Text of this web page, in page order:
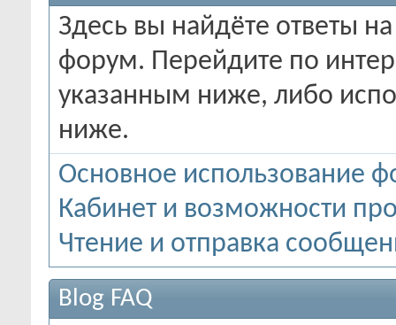
Здесь вы найдёте ответы
форум. Перейдите по
указанным ниже, либо
ниже.
Основное использование
Кабинет и возможности
Чтение и отправка
Blog FAQ